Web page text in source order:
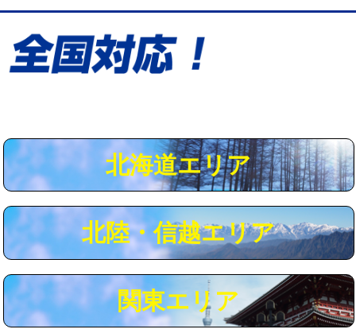
給水管工事※（土の掘削・埋め戻し作
業)
用（追加）/3ｍ超え)
給水管工事※（ライニング鋼管・銅
44,000円
給水管工事※（ライニング鋼管・銅
管・ポリ管・HT管使用/3ｍ超え)
+8,800円
マス交換（土の掘削・埋め戻し作業） 11,000円~
マス交換（深さ50㎝未満） 55,000円
北海道エリア
北陸・信越エリア
関東エリア